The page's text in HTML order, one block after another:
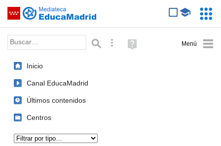
Saltar navegación
Palabra o frase: Búsqueda avanzada
Ayuda
(en
Inicio
Canal EducaMadrid
Últimos contenidos
Centros